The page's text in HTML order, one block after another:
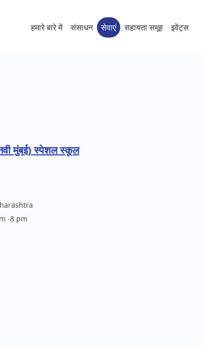
हमारे बारे में संसाधन सेवाएं सहायता समूह इवेंट्स
मुंबई) स्पेशल स्कूल
-8 pm